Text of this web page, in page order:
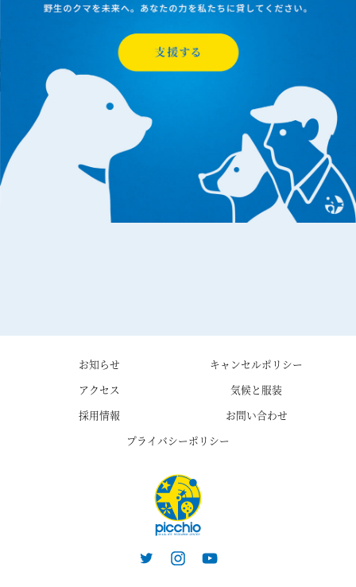
お知らせ
キャンセルポリシー
アクセス
気候と服装
採用情報
お問い合わせ
プライバシーポリシー